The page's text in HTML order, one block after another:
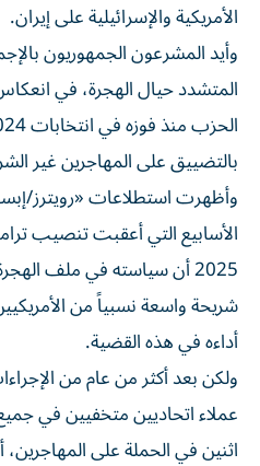
الأمريكية والإسرائيلية على إيران.
وأيد المشرعون الجمهوريون
المتشدد حيال الهجرة، في
بالتضييق على المهاجرين غير
وأظهرت استطلاعات «رويترز/
الأسابيع التي أعقبت ⁠تنصيب
2025 أن سياسته في ملف
أداءه في هذه القضية.
ولكن بعد أكثر من عام ‌من
عملاء اتحاديين متخفيين في